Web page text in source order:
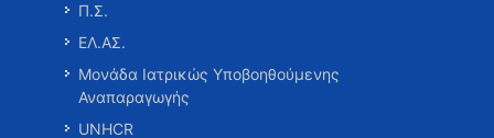
Π.Σ.
ΕΛ.ΑΣ.
Μονάδα Ιατρικώς Υποβοηθούμενης
Αναπαραγωγής
UNHCR